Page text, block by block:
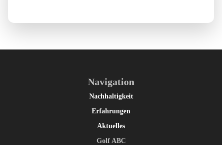
Navigation
Nachhaltigkeit
Erfahrungen
Aktuelles
Golf ABC